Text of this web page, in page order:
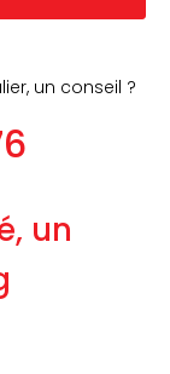
un conseil ?
un